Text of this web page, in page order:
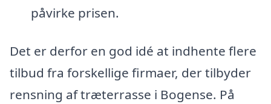
påvirke prisen.
Det er derfor en god idé at indhente flere
tilbud fra forskellige firmaer, der tilbyder
rensning af træterrasse i Bogense. På